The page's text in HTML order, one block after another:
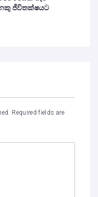
ජීවිතක්ෂයට
Required fields are